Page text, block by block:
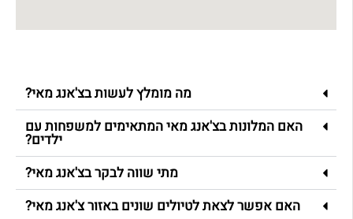
מה מומלץ לעשות בצ'אנג מאי?
האם המלונות בצ'אנג מאי המתאימים למשפחות עם
ילדים?
מתי שווה לבקר בצ'אנג מאי?
האם אפשר לצאת לטיולים שונים באזור צ'אנג מאי?